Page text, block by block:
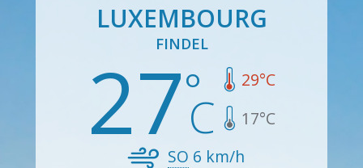
LUXEMBOURG
FINDEL
27 29°C
17°C
SO 6 km/h